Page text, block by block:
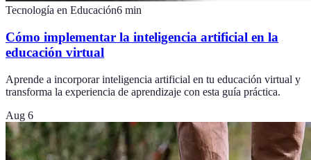
Tecnología en Educación6 min
Cómo implementar la inteligencia artificial en la
educación virtual
Aprende a incorporar inteligencia artificial en tu educación virtual y
transforma la experiencia de aprendizaje con esta guía práctica.
Aug 6